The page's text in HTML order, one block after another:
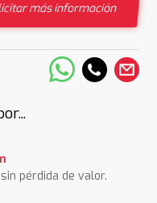
más información
pérdida de valor.